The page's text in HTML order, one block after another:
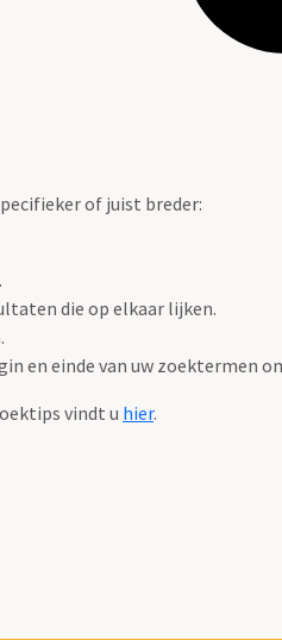
of juist breder:
die op elkaar lijken.
en einde van uw zoektermen
vindt u hier.